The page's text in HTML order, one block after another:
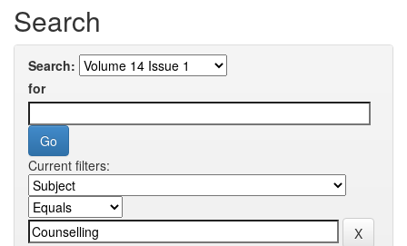
Search
Search:
for
Current filters: